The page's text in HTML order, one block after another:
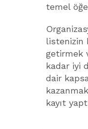
temel
listenizin
getirmek
kadar iyi
dair
kayıt